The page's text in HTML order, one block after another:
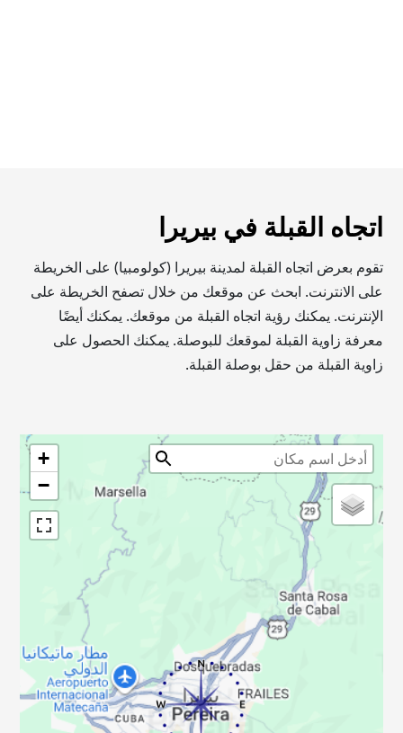
اتجاه القبلة في بيريرا
تقوم بعرض اتجاه القبلة لمدينة بيريرا (كولومبيا) على الخريطة
على الانترنت. ابحث عن موقعك من خلال تصفح الخريطة على
الإنترنت. يمكنك رؤية اتجاه القبلة من موقعك. يمكنك أيضًا
معرفة زاوية القبلة لموقعك للبوصلة. يمكنك الحصول على
زاوية القبلة من حقل بوصلة القبلة.
+
−